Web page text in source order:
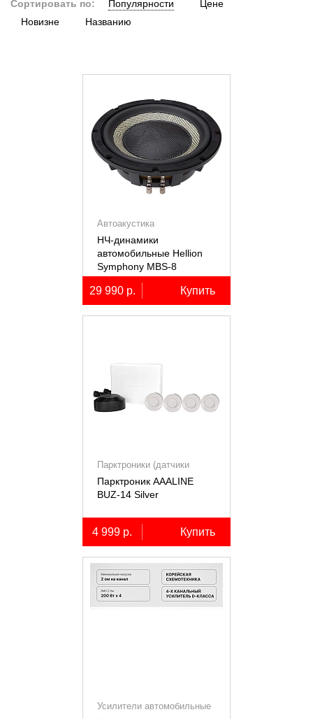
Сортировать по: Популярности
Цене
Новизне
Названию
Автоакустика
НЧ-динамики
автомобильные Hellion
Symphony MBS-8
29 990 р. Купить
Парктроники (датчики
парковки)
Парктроник AAALINE
BUZ-14 Silver
4 999 р. Купить
Усилители автомобильные